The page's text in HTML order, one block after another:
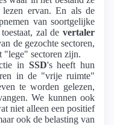
ervan. En als de
van soortgelijke
zal devertaler
de gezochte sectoren,
"lege" sectoren zijn.
in SSD's heeft hun
in de "vrije ruimte"
te worden gelezen,
We kunnen ook
niet alleen een positief
ook de belasting van